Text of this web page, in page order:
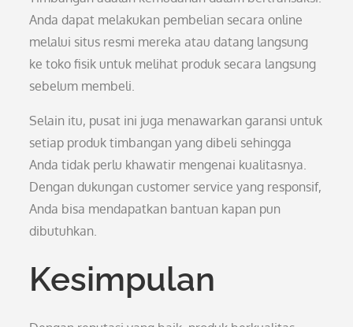
Anda dapat melakukan pembelian secara online
melalui situs resmi mereka atau datang langsung
ke toko fisik untuk melihat produk secara langsung
sebelum membeli.
Selain itu, pusat ini juga menawarkan garansi untuk
setiap produk timbangan yang dibeli sehingga
Anda tidak perlu khawatir mengenai kualitasnya.
Dengan dukungan customer service yang responsif,
Anda bisa mendapatkan bantuan kapan pun
dibutuhkan.
Kesimpulan